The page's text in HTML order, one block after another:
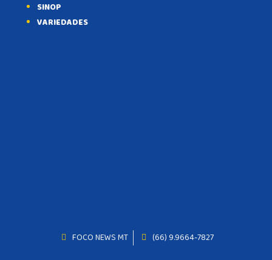
SINOP
VARIEDADES
FOCO NEWS MT (66) 9.9664-7827
INICIO